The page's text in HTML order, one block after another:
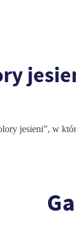
jesieni”, w